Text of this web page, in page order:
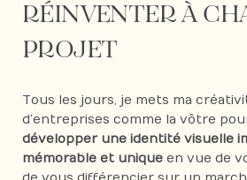
RÉINVENTER À
PROJET
Tous les jours, je mets ma
d’entreprises comme la vôtre
développer une identité visuelle
mémorable et unique en vue de